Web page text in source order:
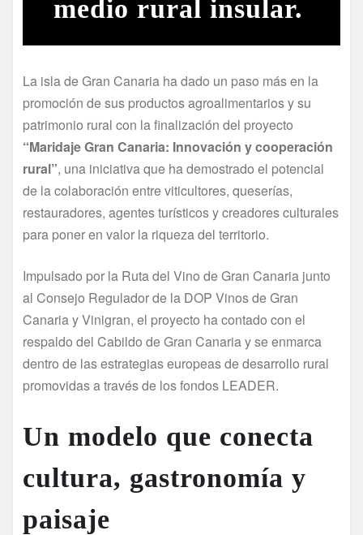
medio rural insular.
La isla de Gran Canaria ha dado un paso más en la
promoción de sus productos agroalimentarios y su
patrimonio rural con la finalización del proyecto
“Maridaje Gran Canaria: Innovación y cooperación
rural”, una iniciativa que ha demostrado el potencial
de la colaboración entre viticultores, queserías,
restauradores, agentes turísticos y creadores culturales
para poner en valor la riqueza del territorio.
Impulsado por la Ruta del Vino de Gran Canaria junto
al Consejo Regulador de la DOP Vinos de Gran
Canaria y Vinigran, el proyecto ha contado con el
respaldo del Cabildo de Gran Canaria y se enmarca
dentro de las estrategias europeas de desarrollo rural
promovidas a través de los fondos LEADER.
Un modelo que conecta
cultura, gastronomía y
paisaje